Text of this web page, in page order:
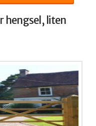
hengsel, liten